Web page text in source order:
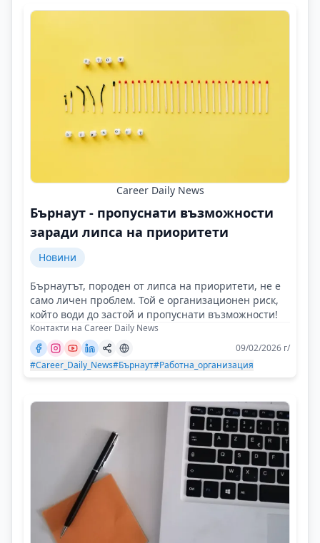
Career Daily News
Бърнаут - пропуснати възможности
заради липса на приоритети
Новини
Бърнаутът, породен от липса на приоритети, не е
само личен проблем. Той е организационен риск,
който води до застой и пропуснати възможности!
Контакти на Career Daily News
09/02/2026 г/
#Career_Daily_News#Бърнаут#Работна_организация